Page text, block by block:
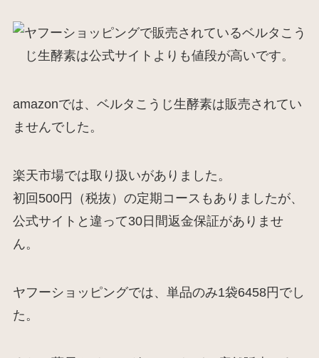
amazonでは、ベルタこうじ生酵素は販売されてい
ませんでした。
楽天市場では取り扱いがありました。
初回500円（税抜）の定期コースもありましたが、
公式サイトと違って30日間返金保証がありませ
ん。
ヤフーショッピングでは、単品のみ1袋6458円でし
た。